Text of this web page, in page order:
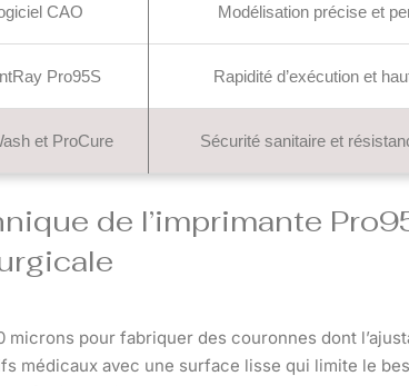
CAO Modélisation précise et
Pro95S Rapidité d’exécution et
et ProCure Sécurité sanitaire et
de l’imprimante
pour fabriquer des couronnes dont
médicaux avec une surface lisse qui limite le